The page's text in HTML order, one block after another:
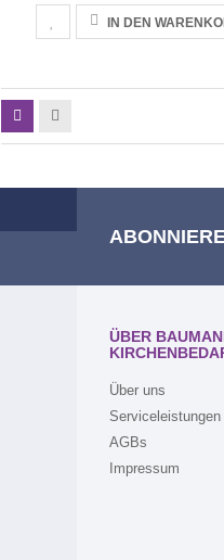
IN DEN
ÜBER
Über uns
Serviceleistungen
AGBs
Impressum